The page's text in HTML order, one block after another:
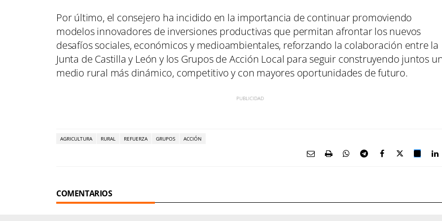
Por último, el consejero ha incidido en la importancia de continuar promoviendo
modelos innovadores de inversiones productivas que permitan afrontar los nuevos
desafíos sociales, económicos y medioambientales, reforzando la colaboración entre la
Junta de Castilla y León y los Grupos de Acción Local para seguir construyendo juntos
medio rural más dinámico, competitivo y con mayores oportunidades de futuro.
AGRICULTURA RURAL REFUERZA GRUPOS ACCIÓN
COMENTARIOS